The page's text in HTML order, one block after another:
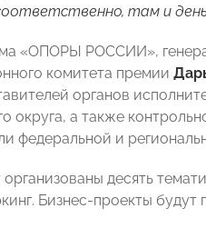
там и
«ОПОРЫ РОССИИ»,
комитета премии
органов
округа, а также
федеральной и
десять
Бизнес-проекты